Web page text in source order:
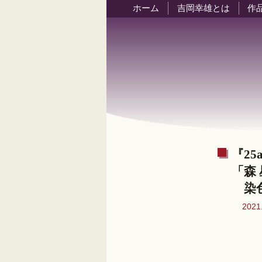
ホーム 吉岡幸雄とは 作
『
「
染